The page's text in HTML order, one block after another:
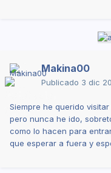
Makina00
Publicado 3 dic
Siempre he querido
pero nunca he ido,
como lo hacen para
que esperar a fuera y